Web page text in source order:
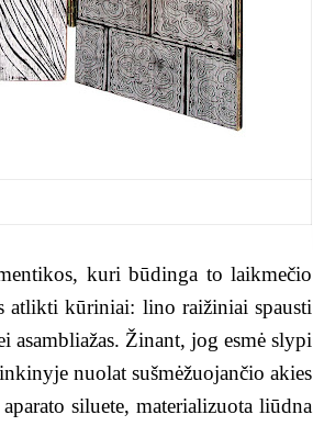
kuri būdinga to laikmečio
atlikti kūriniai: lino raižiniai spausti
Žinant, jog esmė slypi
nuolat sušmėžuojančio akies
siluete, materializuota liūdna